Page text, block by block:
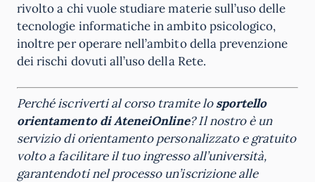
rivolto a chi vuole studiare materie sull’uso delle
tecnologie informatiche in ambito psicologico,
inoltre per operare nell’ambito della prevenzione
dei rischi dovuti all’uso della Rete.
Perché iscriverti al corso tramite losportello
orientamento diAteneiOnline? Il nostro è un
servizio di orientamento personalizzato e gratuito
volto a facilitare il tuo ingresso all’università,
garantendoti nel processo un’iscrizione alle